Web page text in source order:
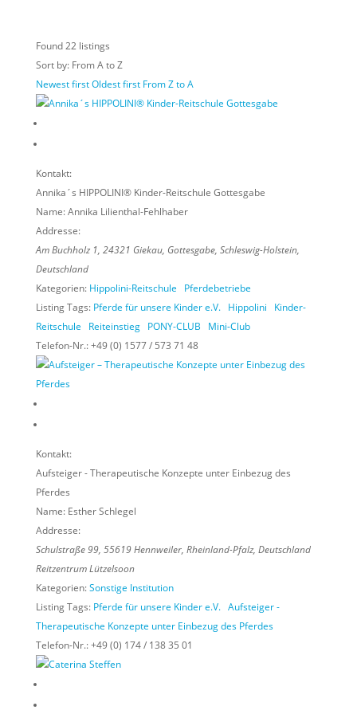
Found22listings
Sort by: From A to Z
Newest firstOldest first From Z to A
Kontakt:
Annika´s HIPPOLINI® Kinder-Reitschule Gottesgabe
Name:Annika Lilienthal-Fehlhaber
Addresse:
Am Buchholz 1, 24321 Giekau, Gottesgabe, Schleswig-Holstein,
Deutschland
Kategorien: Hippolini-Reitschule
Pferdebetriebe
Listing Tags: Pferde für unsere Kinder e.V. Hippolini
Kinder-
Reitschule
Reiteinstieg PONY-CLUB
Mini-Club
Telefon-Nr.:+49 (0) 1577 / 573 71 48
Kontakt:
Aufsteiger - Therapeutische Konzepte unter Einbezug des
Pferdes
Name: Esther Schlegel
Addresse:
Schulstraße 99, 55619Hennweiler, Rheinland-Pfalz, Deutschland
Reitzentrum Lützelsoon
Kategorien:Sonstige Institution
Listing Tags: Pferde für unsere Kinder e.V. Aufsteiger -
Therapeutische Konzepte unter Einbezug des Pferdes
Telefon-Nr.:+49 (0) 174 / 138 35 01